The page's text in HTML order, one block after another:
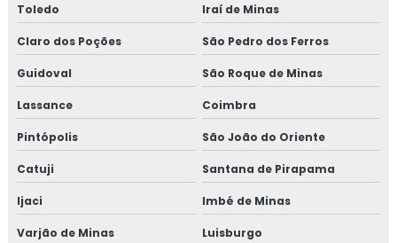
Toledo Iraí de Minas
Claro dos Poções São Pedro dos Ferros
Guidoval São Roque de Minas
Lassance Coimbra
Pintópolis São João do Oriente
Catuji Santana de Pirapama
Ijaci Imbé de Minas
Varjão de Minas Luisburgo